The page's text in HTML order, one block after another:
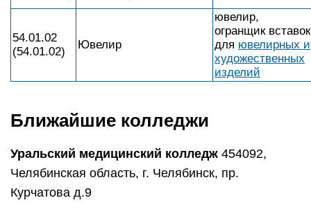
54.01.02
(54.01.02)
Ювелир
ювелир,
огранщик вставок
для ювелирных и
художественных
изделий
Ближайшие колледжи
Уральский медицинский колледж 454092,
Челябинская область, г. Челябинск, пр.
Курчатова д.9